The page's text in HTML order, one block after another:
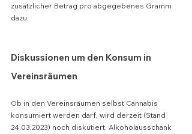
zusätzlicher Betrag pro abgegebenes Gramm
dazu.
Diskussionen um den Konsum in
Vereinsräumen
Ob in den Vereinsräumen selbst Cannabis
konsumiert werden darf, wird derzeit (Stand
24.03.2023) noch diskutiert. Alkoholausschank